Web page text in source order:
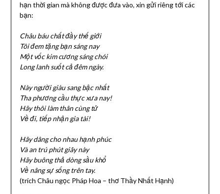
hạn thời gian mà không được đưa vào, xin gửi riêng tới các
bạn:
Châu báu chất đầy thế giới
Tôi đem tặng bạn sáng nay
Một vốc kim cương sáng chói
Long lanh suốt cả đêm ngày.
Này người giàu sang bậc nhất
Tha phương cầu thực xưa nay!
Hãy thôi làm thân cùng tử
Về đi, tiếp nhận gia tài!
Hãy dâng cho nhau hạnh phúc
Và an trú phút giây này
Hãy buông thả dòng sầu khổ
Về nâng sự sống trên tay.
(trích Châu ngọc Pháp Hoa – thơ Thầy Nhất Hạnh)